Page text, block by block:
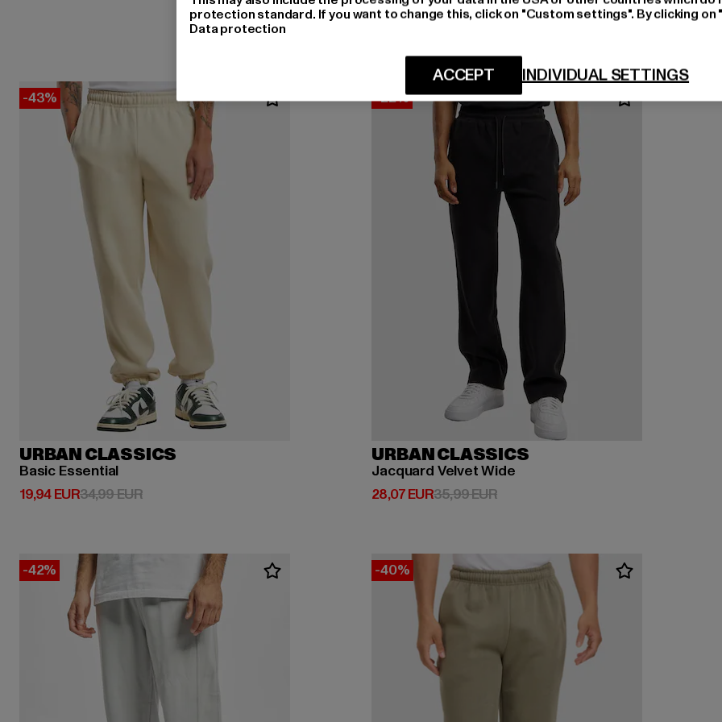
-43%
URBAN CLASSICS
Basic Essential
19,94 EUR
Derzeitiger Preis: 19,94 EUR
34,99 EURAktionspreis: 34,99 EUR
-22%
URBAN CLASSICS
Jacquard Velvet Wide
28,07 EUR
Derzeitiger Preis: 28,07 EUR
35,99 EURAktionspreis: 35,99 EUR
-42% -40%
protection standard. If you want to change this, click on "Custom settings". By clicking
Data protection
INDIVIDUAL SETTINGS
ACCEPT